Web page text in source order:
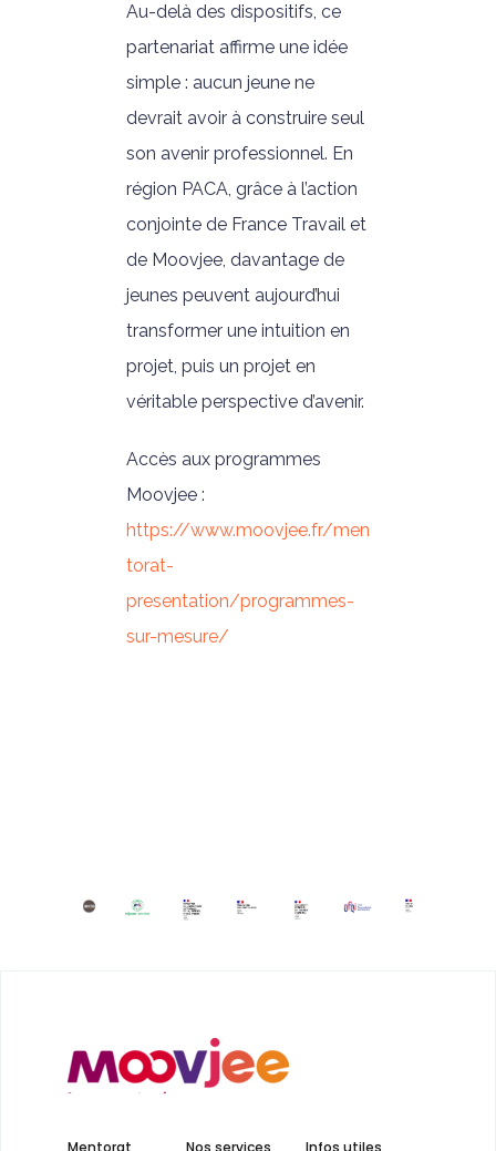
Au-delà des dispositifs, ce
partenariat affirme une idée
simple : aucun jeune ne
devrait avoir à construire seul
son avenir professionnel. En
région PACA, grâce à l’action
conjointe de France Travail et
de Moovjee, davantage de
jeunes peuvent aujourd’hui
transformer une intuition en
projet, puis un projet en
véritable perspective d’avenir.
Accès aux programmes
Moovjee :
https://www.moovjee.fr/men
torat-
presentation/programmes-
sur-mesure/
Mentorat Nos services Infos utiles